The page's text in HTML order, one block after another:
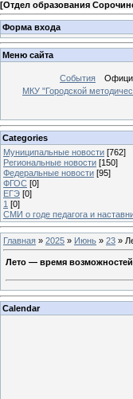
[Отдел образования
Форма входа
Меню сайта
События
МКУ "Городской
Categories
Муниципальные новости [762]
Региональные новости [150]
Федеральные новости [95]
ФГОС [0]
ЕГЭ [0]
1 [0]
СМИ о годе педагога и
Главная » 2025 » Июнь » 23 »
Лето — время
Calendar